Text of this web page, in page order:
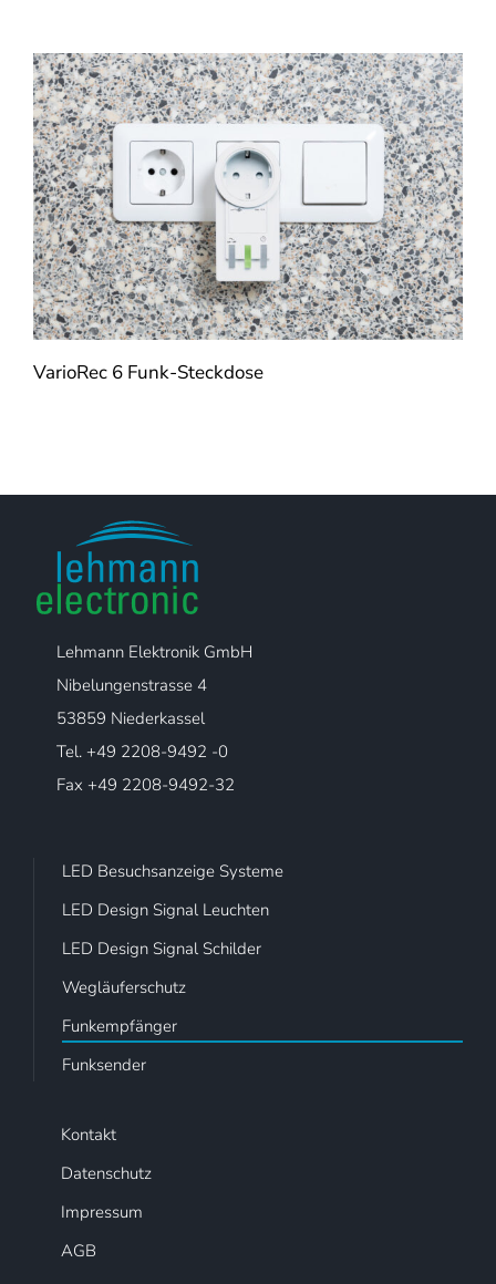
VarioRec 6 Funk-Steckdose
Lehmann Elektronik GmbH
Nibelungenstrasse 4
53859 Niederkassel
Tel. +49 2208-9492 -0
Fax +49 2208-9492-32
LED Besuchsanzeige Systeme
LED Design Signal Leuchten
LED Design Signal Schilder
Wegläuferschutz
Funkempfänger
Funksender
Kontakt
Datenschutz
Impressum
AGB